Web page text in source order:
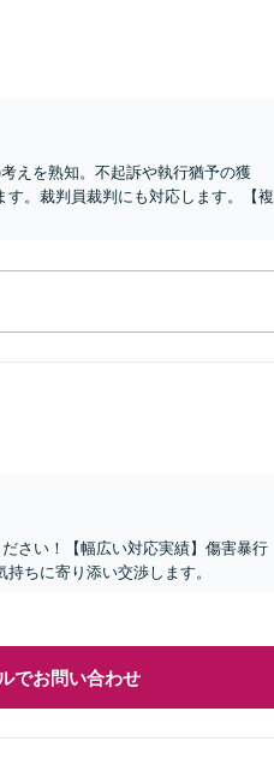
えを熟知。不起訴や執行猶予の獲
。裁判員裁判にも対応します。【複
さい！【幅広い対応実績】傷害暴行
ちに寄り添い交渉します。
でお問い合わせ